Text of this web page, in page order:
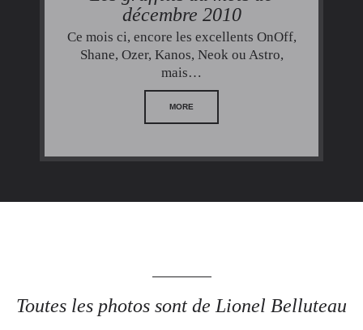
décembre 2010
Ce mois ci, encore les excellents OnOff,
Shane, Ozer, Kanos, Neok ou Astro,
mais…
MORE
Toutes les photos sont de Lionel Belluteau